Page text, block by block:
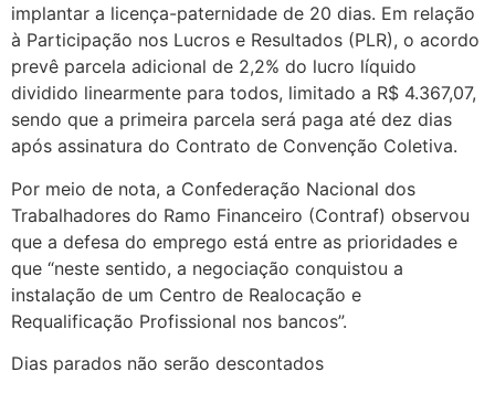
implantar a licença-paternidade de 20 dias. Em relação
à Participação nos Lucros e Resultados (PLR), o acordo
prevê parcela adicional de 2,2% do lucro líquido
dividido linearmente para todos, limitado a R$ 4.367,07,
sendo que a primeira parcela será paga até dez dias
após assinatura do Contrato de Convenção Coletiva.
Por meio de nota, a Confederação Nacional dos
Trabalhadores do Ramo Financeiro (Contraf) observou
que a defesa do emprego está entre as prioridades e
que “neste sentido, a negociação conquistou a
instalação de um Centro de Realocação e
Requalificação Profissional nos bancos”.
Dias parados não serão descontados